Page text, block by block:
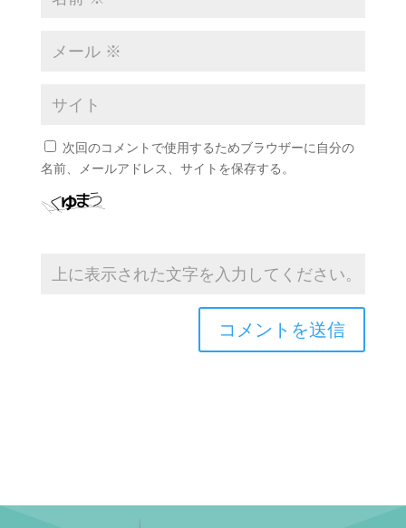
次回のコメントで使用するためブラウザーに自分の
名前、メールアドレス、サイトを保存する。